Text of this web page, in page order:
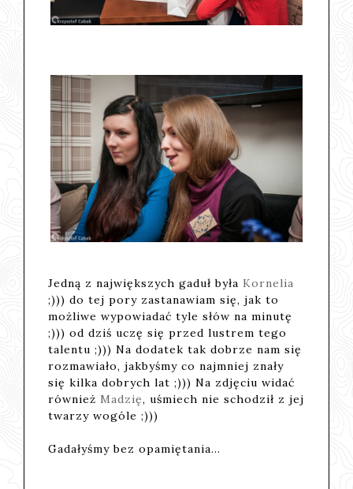
Jedną z największych gaduł była Kornelia
;))) do tej pory zastanawiam się, jak to
możliwe wypowiadać tyle słów na minutę
;))) od dziś uczę się przed lustrem tego
talentu ;))) Na dodatek tak dobrze nam się
rozmawiało, jakbyśmy co najmniej znały
się kilka dobrych lat ;))) Na zdjęciu widać
równieżMadzię, uśmiech nie schodził z jej
twarzy wogóle ;)))
Gadałyśmy bez opamiętania...